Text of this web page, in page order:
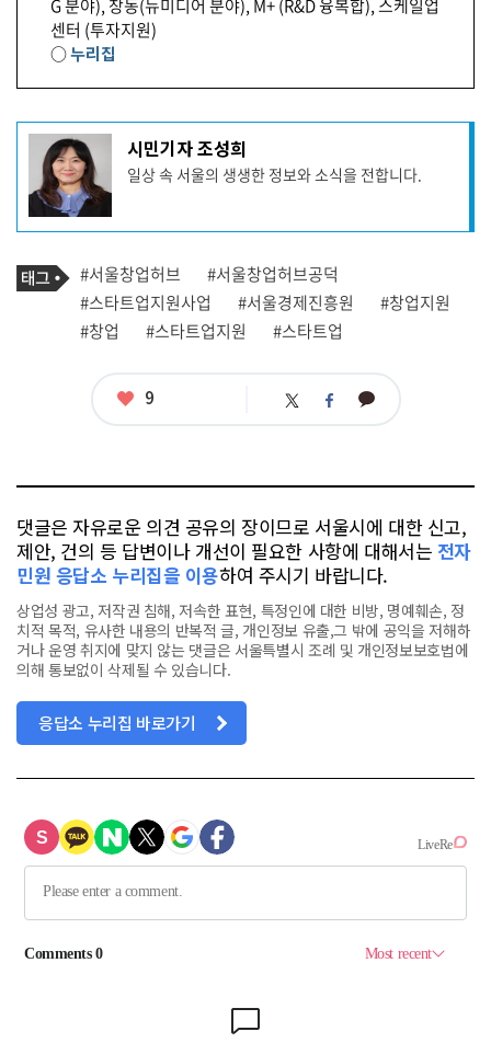
G 분야), 창동(뉴미디어 분야), M+ (R&D 융복합), 스케일업
센터 (투자지원)
○누리집
기
사
작
성
자
프
필
시민기자 조성희
일상 속 서울의 생생한 정보와 소식을 전합니다.
기
사
관
련
태
태
그
#서울창업허브
#서울창업허브공덕
#스타트업지원사업
#서울경제진흥원
#창업지원
#창업
#스타트업지원 #스타트업
좋
9 트 페 카
댓글은 자유로운 의견 공유의 장이므로 서울시에 대한 신고,
제안, 건의 등 답변이나 개선이 필요한 사항에 대해서는 전자
민원 응답소 누리집을 이용하여 주시기 바랍니다.
상업성 광고, 저작권 침해, 저속한 표현, 특정인에 대한 비방, 명예훼손, 정
치적 목적, 유사한 내용의 반복적 글, 개인정보 유출,그 밖에 공익을 저해하
거나 운영 취지에 맞지 않는 댓글은 서울특별시 조례 및 개인정보보호법에
의해 통보없이 삭제될 수 있습니다.
응답소 누리집 바로가기